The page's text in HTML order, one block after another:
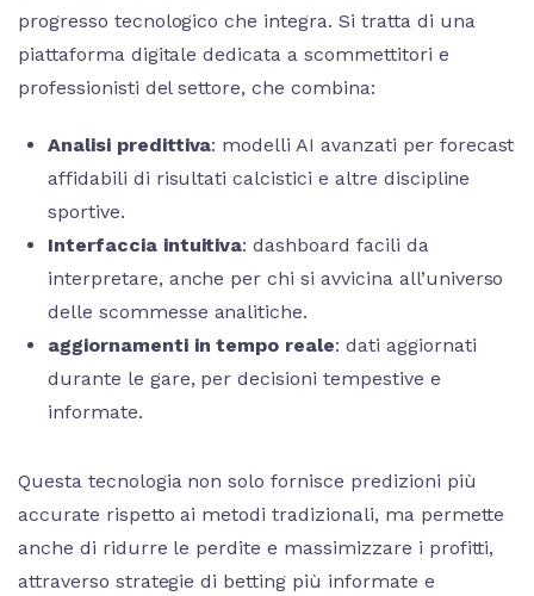
progresso tecnologico che integra. Si tratta di una
piattaforma digitale dedicata a scommettitori e
professionisti del settore, che combina:
Analisi predittiva: modelli AI avanzati per forecast
affidabili di risultati calcistici e altre discipline
sportive.
Interfaccia intuitiva: dashboard facili da
interpretare, anche per chi si avvicina all’universo
delle scommesse analitiche.
aggiornamenti in tempo reale: dati aggiornati
durante le gare, per decisioni tempestive e
informate.
Questa tecnologia non solo fornisce predizioni più
accurate rispetto ai metodi tradizionali, ma permette
anche di ridurre le perdite e massimizzare i profitti,
attraverso strategie di betting più informate e